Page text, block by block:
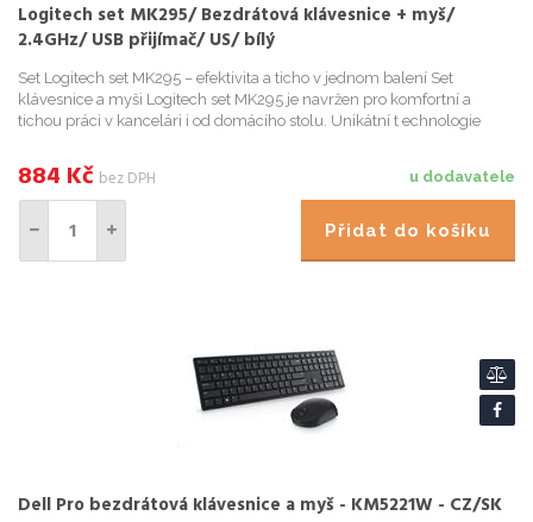
Logitech set MK295/ Bezdrátová klávesnice + myš/
2.4GHz/ USB přijímač/ US/ bílý
Set Logitech set MK295 – efektivita a ticho v jednom balení Set
klávesnice a myši Logitech set MK295 je navržen pro komfortní a
tichou práci v kancelári i od domácího stolu. Unikátní t echnologie
u dodavatele
884 Kč bez DPH
Přidat do košíku
Dell Pro bezdrátová klávesnice a myš - KM5221W - CZ/SK